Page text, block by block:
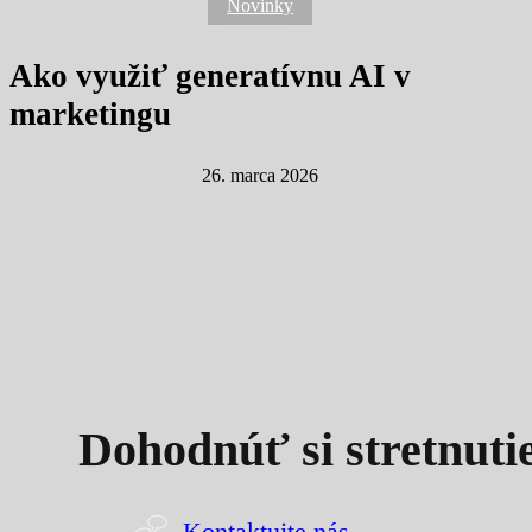
Novinky
Ako využiť generatívnu AI v
marketingu
26. marca 2026
Dohodnúť si